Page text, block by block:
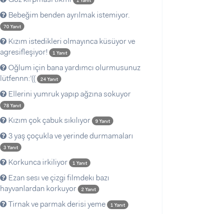
Bebeğim benden ayrılmak istemiyor.
70 Yanıt
Kızım istedikleri olmayınca küsüyor ve
agresifleşiyor!
1 Yanıt
Oğlum için bana yardımcı olurmusunuz
lütfennn:'((
24 Yanıt
Ellerini yumruk yapıp ağzına sokuyor
78 Yanıt
Kızım çok çabuk sıkılıyor 9 Yanıt
3 yaş çoçukla ve yerinde durmamaları
3 Yanıt
Korkunca irkiliyor 1 Yanıt
Ezan sesı ve çizgi filmdekı bazı
hayvanlardan korkuyor
2 Yanıt
Tirnak ve parmak derisi yeme 1 Yanıt